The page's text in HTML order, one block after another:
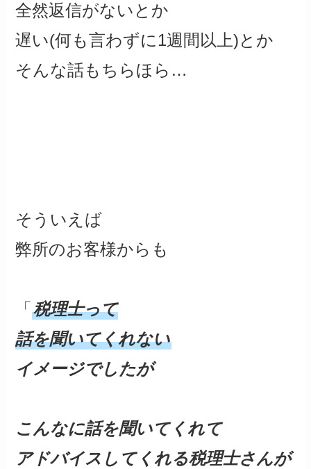
全然返信がないとか
遅い(何も言わずに1週間以上)とか
そんな話もちらほら…
そういえば
弊所のお客様からも
「税理士って
話を聞いてくれない
イメージでしたが
こんなに話を聞いてくれて
アドバイスしてくれる税理士さんが